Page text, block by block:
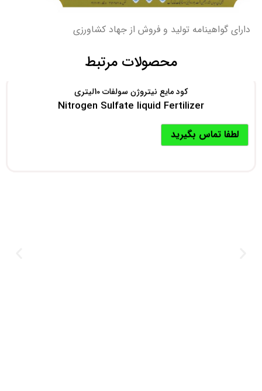
دارای گواهینامه تولید و فروش از جهاد کشاورزی
محصولات مرتبط
کود مایع نیتروژن سولفات 10لیتری
Nitrogen Sulfate liquid Fertilizer
لطفا تماس بگیرید